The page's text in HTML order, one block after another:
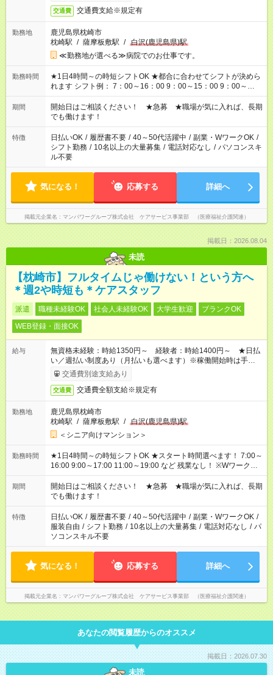
交通費 交通費支給※規定有
勤務地
鹿児島県枕崎市
枕崎駅 / 薩摩板敷駅 / 白沢(鹿児島県)駅
≪勤務地が選べる≫病院でのお仕事です。
勤務時間
★1日4時間～の時短シフトOK ★都合に合わせてシフトが決めら
れます シフト例： 7：00～16：00 9：00～15：00 9：00～
18：00 11：00～20：00 など ※Wワークの場合、他のお仕事と
合わせ週40時間超の就業はご案内できません ※法令に基づき、
週20時間以上勤務は社会保険への加入対象となります ※労働者
派遣法（日雇い派遣の原則禁止）により、短時間・短期間の就
業はご案内が難しい場合があります
期間
開始日はご相談ください！ ★急募 ★職場が気に入れば、長期
でも働けます！
特徴 日払いOK / 履歴書不要 / 40～50代活躍中 / 副業・WワークOK /
シフト勤務 / 10名以上の大量募集 / 電話対応なし / パソコンスキ
ル不要
気になる！ 応募する 詳細へ
掲載元企業名 マンパワーグループ株式会社 ケアサービス事業部 （医療福祉介護関連）
掲載日：2026.08.04
未読
【枕崎市】フルタイムじゃ働けない！という方へ
＊週2や時短も＊ケアスタッフ
派遣 職種未経験OK 社会人未経験OK 大学生歓迎
ブランクOK
WEB登録・面接OK
給与
無資格未経験：時給1350円～ 経験者：時給1400円～ ★日払
い／週払い制度あり（月払いも選べます）※稼働開始時は手続き
完了次第のお支払いとなります。
交通費別途支給あり
交通費 交通費全額支給※規定有
勤務地
鹿児島県枕崎市
枕崎駅 / 薩摩板敷駅 / 白沢(鹿児島県)駅
＜シニア向けマンション＞
勤務時間
★1日4時間～の時短シフトOK ★スタート時間選べます！ 7:00～
16:00 9:00～17:00 11:00～19:00 など 残業なし！ ※Wワークの
場合、他のお仕事と合わせ週40時間超の就業はご案内できませ
ん ※法令に基づき、週20時間以上勤務は社会保険への加入対象
となります ※労働者派遣法（日雇い派遣の原則禁止）により、
短時間・短期間の就業はご案内が難しい場合があります
期間
開始日はご相談ください！ ★急募 ★職場が気に入れば、長期
でも働けます！
特徴 日払いOK / 履歴書不要 / 40～50代活躍中 / 副業・WワークOK /
服装自由 / シフト勤務 / 10名以上の大量募集 / 電話対応なし / パ
ソコンスキル不要
気になる！ 応募する 詳細へ
掲載元企業名 マンパワーグループ株式会社 ケアサービス事業部 （医療福祉介護関連）
あなたの閲覧履歴からのオススメ
掲載日：2026.07.30
未読